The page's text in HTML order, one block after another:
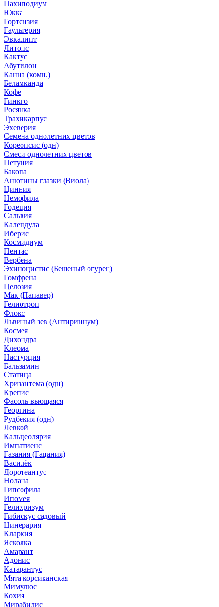
Пахиподиум
Юкка
Гортензия
Гаультерия
Эвкалипт
Литопс
Кактус
Абутилон
Канна (комн.)
Беламканда
Кофе
Гинкго
Росянка
Трахикарпус
Эхеверия
Семена однолетних цветов
Кореопсис (одн)
Смеси однолетних цветов
Петуния
Бакопа
Анютины глазки (Виола)
Цинния
Немофила
Годеция
Сальвия
Календула
Иберис
Космидиум
Пентас
Вербена
Эхиноцистис (Бешеный огурец)
Гомфрена
Целозия
Мак (Папавер)
Гелиотроп
Флокс
Львиный зев (Антириннум)
Космея
Дихондра
Клеома
Настурция
Бальзамин
Статица
Хризантема (одн)
Крепис
Фасоль вьющаяся
Георгина
Рудбекия (одн)
Левкой
Кальцеолярия
Импатиенс
Газания (Гацания)
Василёк
Доротеантус
Нолана
Гипсофила
Ипомея
Гелихризум
Гибискус садовый
Цинерария
Кларкия
Ясколка
Амарант
Адонис
Катарантус
Мята корсиканская
Мимулюс
Кохия
Мирабилис